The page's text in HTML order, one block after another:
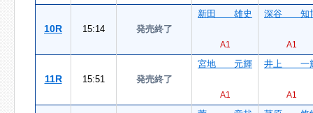
10R 15:14 発売終了
新田 雄史
A1
深谷 知
A1
11R 15:51 発売終了
宮地 元輝
A1
井上 一
A1